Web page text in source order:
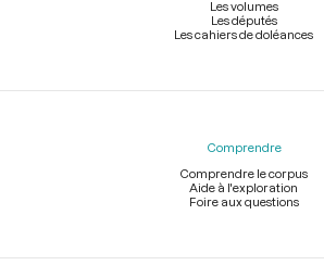
Les volumes
Les députés
Les cahiers de doléances
Comprendre
Comprendre le corpus
Aide à l'exploration
Foire aux questions